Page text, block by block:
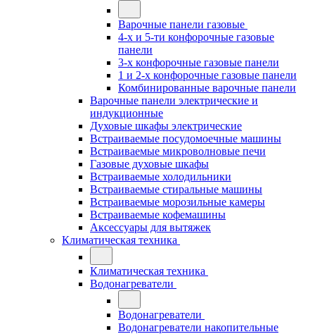
Варочные панели газовые
4-х и 5-ти конфорочные газовые
панели
3-х конфорочные газовые панели
1 и 2-х конфорочные газовые панели
Комбинированные варочные панели
Варочные панели электрические и
индукционные
Духовые шкафы электрические
Встраиваемые посудомоечные машины
Встраиваемые микроволновые печи
Газовые духовые шкафы
Встраиваемые холодильники
Встраиваемые стиральные машины
Встраиваемые морозильные камеры
Встраиваемые кофемашины
Аксессуары для вытяжек
Климатическая техника
Климатическая техника
Водонагреватели
Водонагреватели
Водонагреватели накопительные